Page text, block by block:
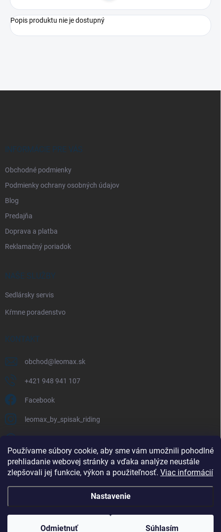
Používame súbory cookie, aby sme vám umožnili pohodlné
prehliadanie webovej stránky a vďaka analýze neustále
zlepšovali jej funkcie, výkon a použiteľnosť. Viac informácií
Nastavenie
Odmietnuť Súhlasím
Popis produktu nie je dostupný
INFORMÁCIE PRE VÁS
Obchodné podmienky
Podmienky ochrany osobných údajov
Blog
Predajňa
Doprava a platba
Reklamačný poriadok
NAŠE SLUŽBY
Sedlársky servis
Kŕmne poradenstvo
KONTAKT
obchod@ leomax.sk
+421 948 941 107
Facebook
leomax_by_spisak_riding
FACEBOOK
Copyright 2026 . Všetky práva vyhradené.